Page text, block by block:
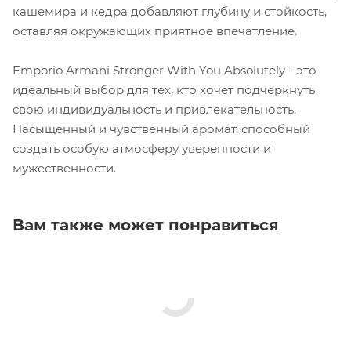
кашемира и кедра добавляют глубину и стойкость,
оставляя окружающих приятное впечатление.
Emporio Armani Stronger With You Absolutely - это
идеальный выбор для тех, кто хочет подчеркнуть
свою индивидуальность и привлекательность.
Насыщенный и чувственный аромат, способный
создать особую атмосферу уверенности и
мужественности.
Вам также может понравиться